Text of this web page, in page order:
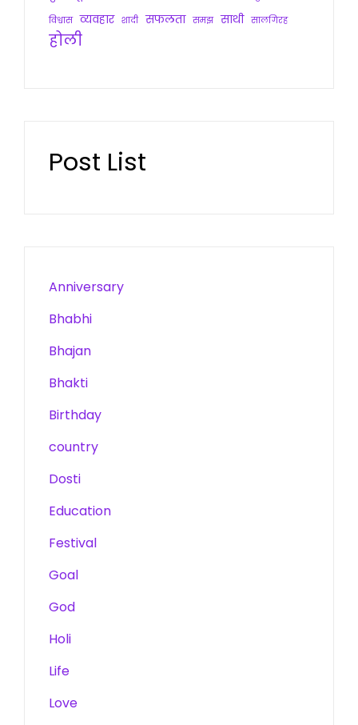
विश्वास व्यवहार शादी सफलता समझ साथी सालगिरह
होली
Post List
Anniversary
Bhabhi
Bhajan
Bhakti
Birthday
country
Dosti
Education
Festival
Goal
God
Holi
Life
Love